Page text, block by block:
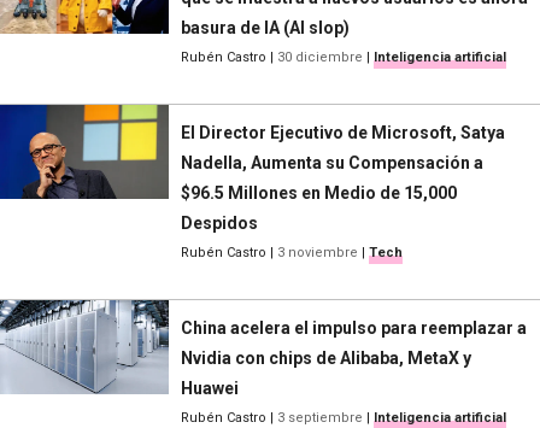
basura de IA (AI slop)
Rubén Castro | 30 diciembre | Inteligencia artificial
El Director Ejecutivo de Microsoft, Satya
Nadella, Aumenta su Compensación a
$96.5 Millones en Medio de 15,000
Despidos
Rubén Castro | 3 noviembre | Tech
China acelera el impulso para reemplazar a
Nvidia con chips de Alibaba, MetaX y
Huawei
Rubén Castro | 3 septiembre | Inteligencia artificial